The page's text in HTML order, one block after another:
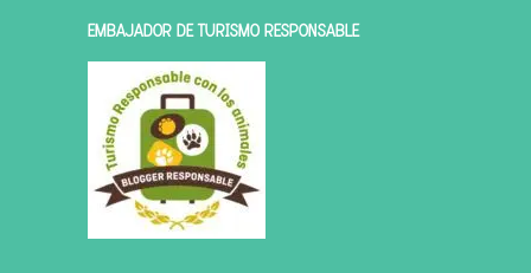
EMBAJADOR DE TURISMO RESPONSABLE